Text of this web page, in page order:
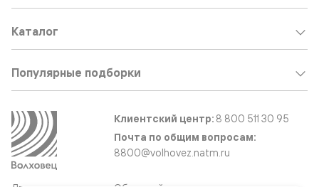
Каталог
Популярные подборки
Клиентский центр: 8 800 511 30 95
Почта по общим вопросам:
8800@volhovez.natm.ru